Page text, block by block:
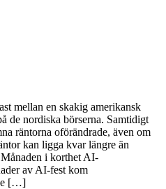
mellan en skakig amerikansk
de nordiska börserna. Samtidigt
räntorna oförändrade, även om
kan ligga kvar längre än
i korthet AI-
av AI-fest kom
[…]